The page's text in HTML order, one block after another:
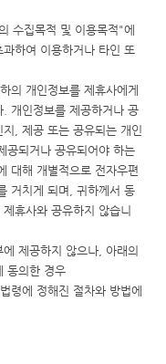
수집목적 및 이용목적"에
하여 이용하거나 타인 또
의 개인정보를 제휴사에게
개인정보를 제공하거나 공
, 제공 또는 공유되는 개인
공되거나 공유되어야 하는
대해 개별적으로 전자우편
거치게 되며, 귀하께서 동
휴사와 공유하지 않습니
제공하지 않으나, 아래의
동의한 경우
령에 정해진 절차와 방법에